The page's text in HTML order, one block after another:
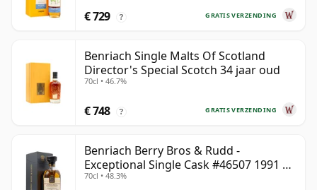
GRATIS VERZENDING
€ 729 ?
Benriach Single Malts Of Scotland
Director's Special Scotch 34 jaar oud
70cl • 46.7%
GRATIS VERZENDING
€ 748 ?
Benriach Berry Bros & Rudd -
Exceptional Single Cask #46507 1991 31
jaar oud
70cl • 48.3%